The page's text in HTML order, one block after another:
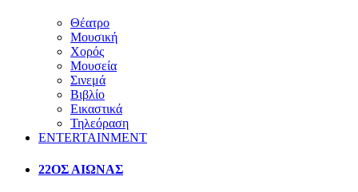
Θέατρο
Μουσική
Χορός
Μουσεία
Σινεμά
Βιβλίο
Εικαστικά
Τηλεόραση
ENTERTAINMENT
22ΟΣ ΑΙΩΝΑΣ